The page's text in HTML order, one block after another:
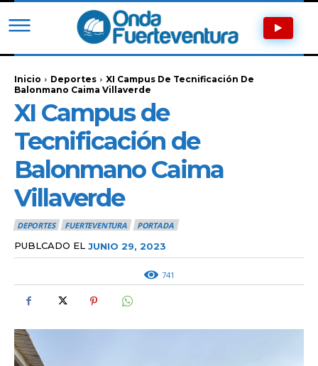
Inicio Deportes
XI Campus De Tecnificación De
Balonmano Caima Villaverde
XI Campus de
Tecnificación de
Balonmano Caima
Villaverde
DEPORTES FUERTEVENTURA PORTADA
PUBLCADO EL JUNIO 29, 2023
741